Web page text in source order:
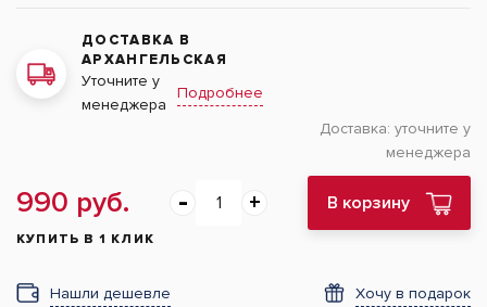
ДОСТАВКА В
АРХАНГЕЛЬСКАЯ
Уточните у
менеджера
Подробнее
Доставка: уточните у
менеджера
990 руб. В корзину
КУПИТЬ В 1 КЛИК
Нашли дешевле Хочу в подарок